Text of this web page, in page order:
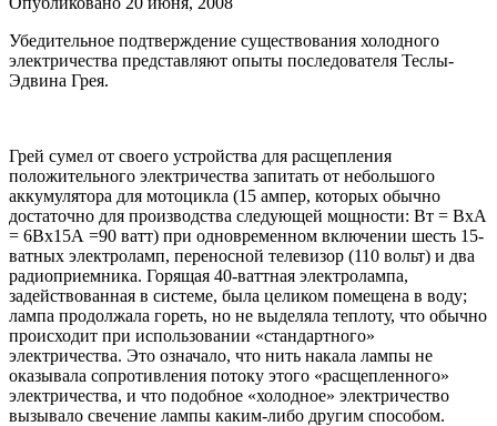
Убедительное подтверждение существования холодного
электричества представляют опыты последователя Теслы-
Эдвина Грея.
Грей сумел от своего устройства для расщепления
положительного электричества запитать от небольшого
аккумулятора для мотоцикла (15 ампер, которых обычно
достаточно для производства следующей мощности: Вт = ВхА
= 6Вх15А =90 ватт) при одновременном включении шесть 15-
ватных электроламп, переносной телевизор (110 вольт) и два
радиоприемника. Горящая 40-ваттная электролампа,
задействованная в системе, была целиком помещена в воду;
лампа продолжала гореть, но не выделяла теплоту, что обычно
происходит при использовании «стандартного»
электричества. Это означало, что нить накала лампы не
оказывала сопротивления потоку этого «расщепленного»
электричества, и что подобное «холодное» электричество
вызывало свечение лампы каким-либо другим способом.